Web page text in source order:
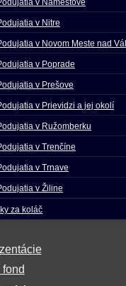
v Námestove
v Nitre
v Novom Meste nad
v Poprade
v Prešove
v Prievidzi a jej okolí
v Ružomberku
v Trenčíne
v Trnave
v Žiline
za koláč